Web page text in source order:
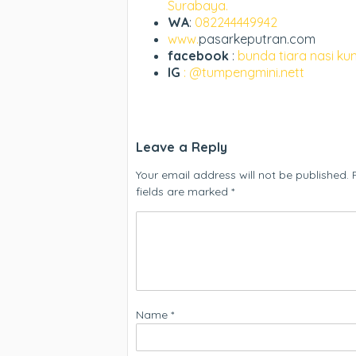
Surabaya.
WA: 082244449942
www.pasarkeputran.com
facebook : bunda tiara nasi
IG : @tumpengmini.nett
Leave a Reply
Your email address will not be published.
fields are marked *
Name *